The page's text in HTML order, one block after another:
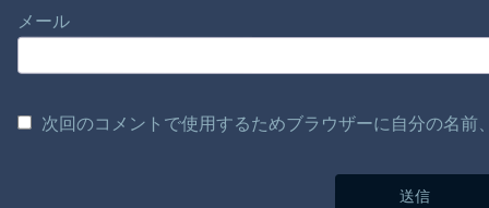
メール
次回のコメントで使用するためブラウザーに自分の名